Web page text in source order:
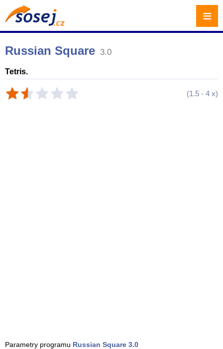
Russian Square 3.0
Tetris.
(1.5 - 4 x)
Parametry programu Russian Square 3.0
≡